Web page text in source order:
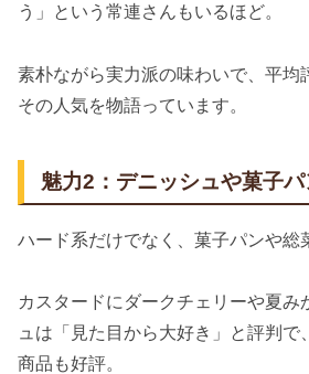
う」という常連さんもいるほど。
素朴ながら実力派の味わいで、平均
その人気を物語っています。
魅力2：デニッシュや菓子
ハード系だけでなく、菓子パンや総
カスタードにダークチェリーや夏み
ュは「見た目から大好き」と評判で
商品も好評。